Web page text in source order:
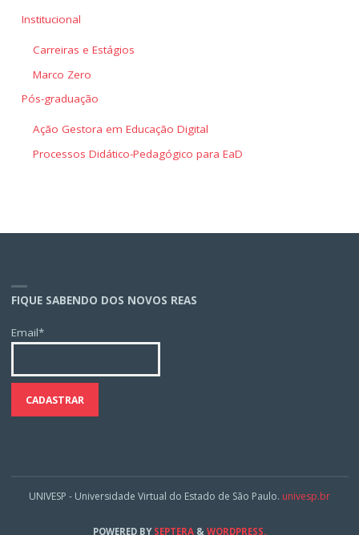
Institucional
Carreiras e Estágios
Marco Zero
Pós-graduação
Ação Gestora em Educação Digital
Processos Didático-Pedagógico para EaD
FIQUE SABENDO DOS NOVOS REAS
Email*
UNIVESP - Universidade Virtual do Estado de São Paulo. univesp.br
POWERED BYSEPTERA & WORDPRESS.